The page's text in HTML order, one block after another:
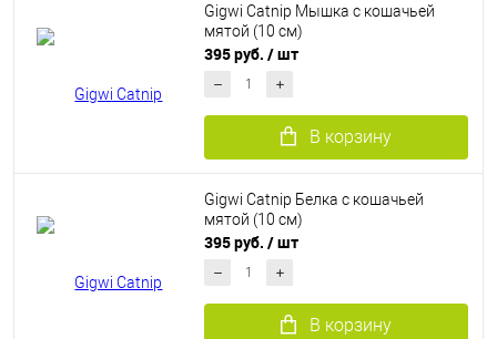
Gigwi Catnip Мышка с кошачьей
мятой (10 см)
395 руб. / шт
В корзину
Gigwi Catnip Белка с кошачьей
мятой (10 см)
395 руб. / шт
В корзину